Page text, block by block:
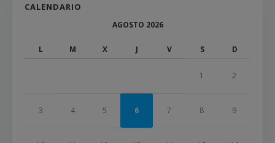
CALENDARIO
AGOSTO 2026
L M X J V S D
1 2
3 4 5 6 7 8 9